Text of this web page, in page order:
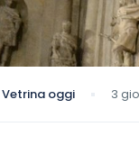
Vetrina oggi 3